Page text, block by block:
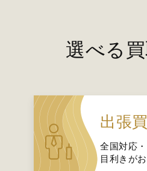
選べる
出張
全国対応・
目利きが